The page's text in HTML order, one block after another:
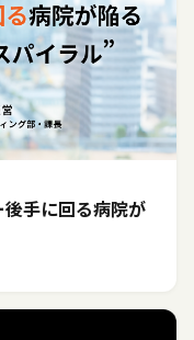
手に回る病院が